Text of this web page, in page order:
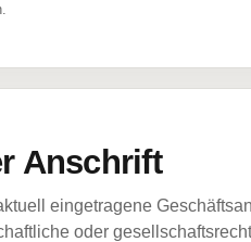
Anschrift
eingetragene
oder